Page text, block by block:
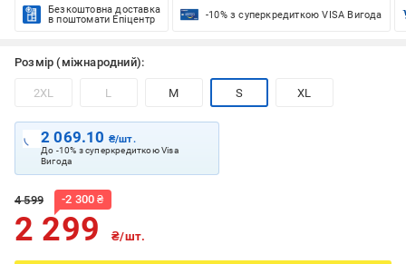
Безкоштовна доставка
в поштомати Епіцентр
-10% з суперкредиткою VISA Вигода
Розмір (міжнародний):
2XL L M S XL
2 069.10 ₴/шт.
До -10% з суперкредиткою Visa
Вигода
4 599 -2 300 ₴
2 299 ₴/шт.